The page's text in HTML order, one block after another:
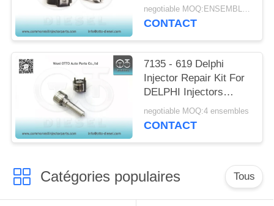
negotiable MOQ:ENSEMBLE 4
CONTACT
7135 - 619 Delphi
Injector Repair Kit For
DELPHI Injectors
SSANGYONG
R04501D
negotiable MOQ:4 ensembles
CONTACT
Catégories populaires Tous